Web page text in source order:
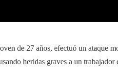
de 27 años, efectuó un ataque
heridas graves a un